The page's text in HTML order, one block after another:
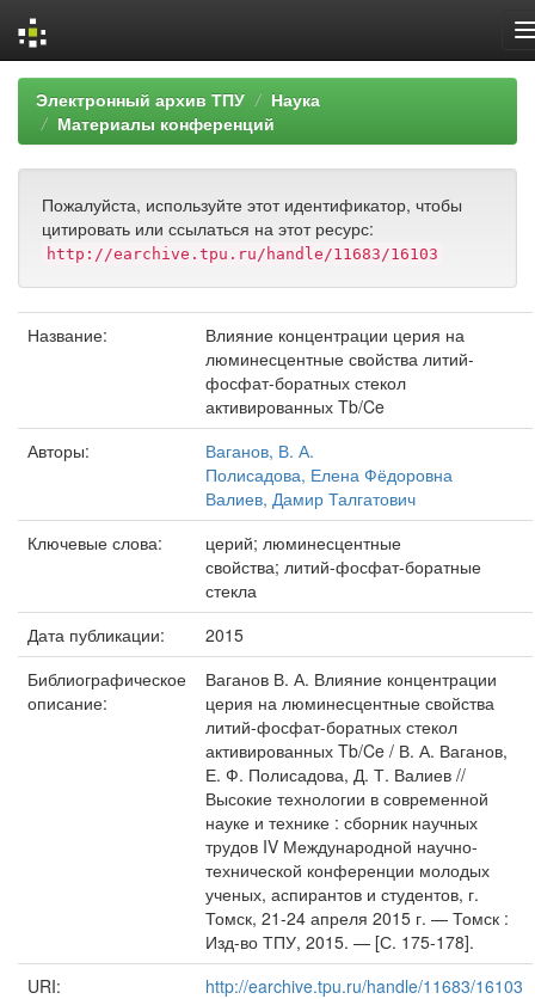
Skip
navigation
Электронный архив ТПУ
Наука
Материалы конференций
Пожалуйста, используйте этот идентификатор, чтобы
цитировать или ссылаться на этот ресурс:
http://earchive.tpu.ru/handle/11683/16103
Название:
Влияние концентрации церия на
люминесцентные свойства литий-
фосфат-боратных стекол
активированных Tb/Ce
Авторы:
Ваганов, В. А.
Полисадова, Елена Фёдоровна
Валиев, Дамир Талгатович
Ключевые слова:
церий; люминесцентные
свойства; литий-фосфат-боратные
стекла
Дата публикации:
2015
Библиографическое
описание:
Ваганов В. А. Влияние концентрации
церия на люминесцентные свойства
литий-фосфат-боратных стекол
активированных Tb/Ce / В. А. Ваганов,
Е. Ф. Полисадова, Д. Т. Валиев //
Высокие технологии в современной
науке и технике : сборник научных
трудов IV Международной научно-
технической конференции молодых
ученых, аспирантов и студентов, г.
Томск, 21-24 апреля 2015 г. — Томск :
Изд-во ТПУ, 2015. — [С. 175-178].
URI:
http://earchive.tpu.ru/handle/11683/16103